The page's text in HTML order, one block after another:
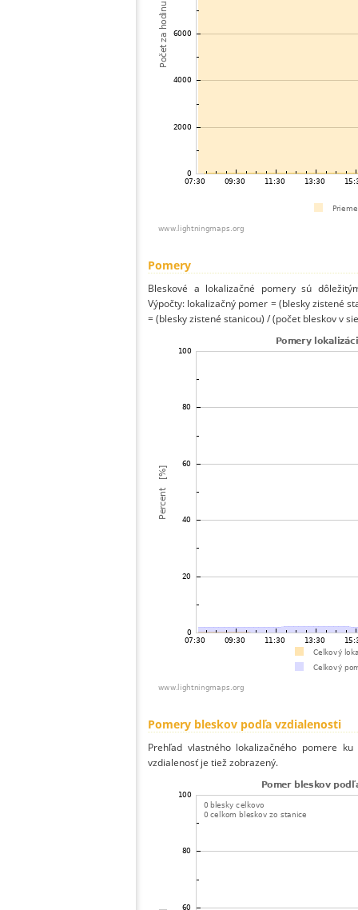
Pomery
Bleskové a lokalizačné pomery sú
Výpočty: lokalizačný pomer = (blesky zistené
= (blesky zistené stanicou) / (počet bleskov v
Pomery bleskov podľa vzdialenosti
Prehľad vlastného lokalizačného pomere
vzdialenosť je tiež zobrazený.